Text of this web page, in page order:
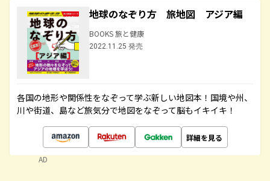
地球のなぞり方 旅地図 アジア編
BOOKS 旅と健康
2022.11.25 発売
各国の地形や関係性をなぞって学ぶ新しい地図本！国境や州、
川や街道、島など旅気分で地図をなぞって脳もイキイキ！
詳細を見る
AD